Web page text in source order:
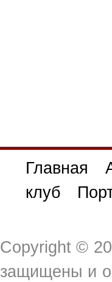
Главная
клуб
Copyright ©
защищены и